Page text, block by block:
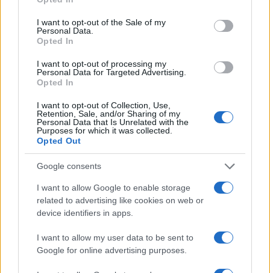
use your data for below specified purposes in below Google
consent section.
I want to opt-out of the Sale of my
Personal Data.
Opted In
I want to opt-out of processing my
Personal Data for Targeted Advertising.
Opted In
I want to opt-out of Collection, Use,
Retention, Sale, and/or Sharing of my
Personal Data that Is Unrelated with the
Purposes for which it was collected.
Opted Out
Google consents
I want to allow Google to enable storage
related to advertising like cookies on web or
device identifiers in apps.
I want to allow my user data to be sent to
Google for online advertising purposes.
Cómo la política internacional de Trump
está cambiando las posturas de sus
seguidores más cercanos
La política exterior de Donald Trump, especialmente en…
POLÍTICA